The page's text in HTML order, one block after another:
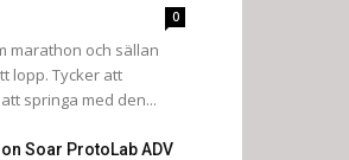
0
marathon och sällan
lopp. Tycker att
springa med den...
Soar ProtoLab ADV